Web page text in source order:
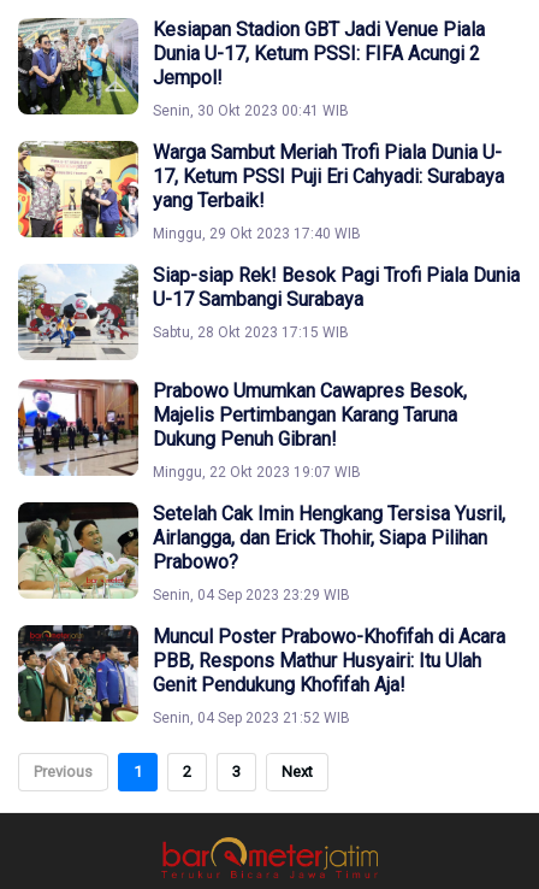
Kesiapan Stadion GBT Jadi Venue Piala
Dunia U-17, Ketum PSSI: FIFA Acungi 2
Jempol!
Senin, 30 Okt 2023 00:41 WIB
Warga Sambut Meriah Trofi Piala Dunia U-
17, Ketum PSSI Puji Eri Cahyadi: Surabaya
yang Terbaik!
Minggu, 29 Okt 2023 17:40 WIB
Siap-siap Rek! Besok Pagi Trofi Piala Dunia
U-17 Sambangi Surabaya
Sabtu, 28 Okt 2023 17:15 WIB
Prabowo Umumkan Cawapres Besok,
Majelis Pertimbangan Karang Taruna
Dukung Penuh Gibran!
Minggu, 22 Okt 2023 19:07 WIB
Setelah Cak Imin Hengkang Tersisa Yusril,
Airlangga, dan Erick Thohir, Siapa Pilihan
Prabowo?
Senin, 04 Sep 2023 23:29 WIB
Muncul Poster Prabowo-Khofifah di Acara
PBB, Respons Mathur Husyairi: Itu Ulah
Genit Pendukung Khofifah Aja!
Senin, 04 Sep 2023 21:52 WIB
Previous 1 2 3 Next